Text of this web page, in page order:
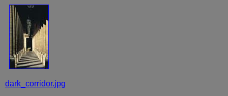
dark_corridor.jpg